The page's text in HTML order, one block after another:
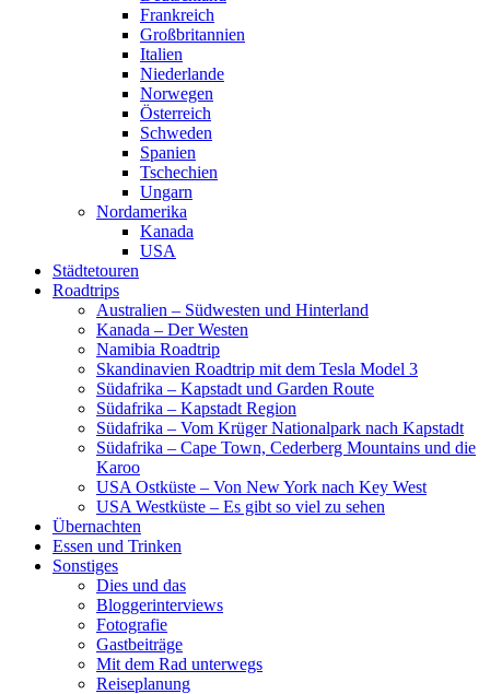
Frankreich
Großbritannien
Italien
Niederlande
Norwegen
Österreich
Schweden
Spanien
Tschechien
Ungarn
Nordamerika
Kanada
USA
Städtetouren
Roadtrips
Australien – Südwesten und Hinterland
Kanada – Der Westen
Namibia Roadtrip
Skandinavien Roadtrip mit dem Tesla Model 3
Südafrika – Kapstadt und Garden Route
Südafrika – Kapstadt Region
Südafrika – Vom Krüger Nationalpark nach Kapstadt
Südafrika – Cape Town, Cederberg Mountains und die
Karoo
USA Ostküste – Von New York nach Key West
USA Westküste – Es gibt so viel zu sehen
Übernachten
Essen und Trinken
Sonstiges
Dies und das
Bloggerinterviews
Fotografie
Gastbeiträge
Mit dem Rad unterwegs
Reiseplanung